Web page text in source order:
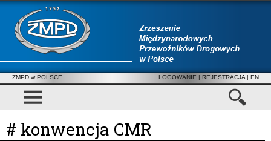
ZMPD w POLSCE LOGOWANIE | REJESTRACJA | EN
# konwencja CMR